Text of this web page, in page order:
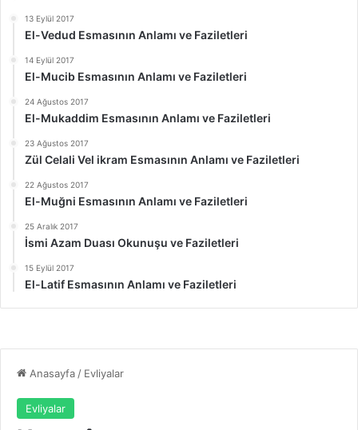
13 Eylül 2017
El-Vedud Esmasının Anlamı ve Faziletleri
14 Eylül 2017
El-Mucib Esmasının Anlamı ve Faziletleri
24 Ağustos 2017
El-Mukaddim Esmasının Anlamı ve Faziletleri
23 Ağustos 2017
Zül Celali Vel ikram Esmasının Anlamı ve Faziletleri
22 Ağustos 2017
El-Muğni Esmasının Anlamı ve Faziletleri
25 Aralık 2017
İsmi Azam Duası Okunuşu ve Faziletleri
15 Eylül 2017
El-Latif Esmasının Anlamı ve Faziletleri